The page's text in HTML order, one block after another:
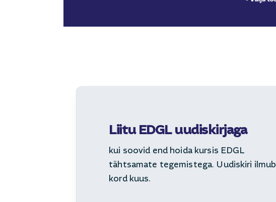
Liitu EDGL uudiskirjaga
kui soovid end hoida kursis EDGL
tähtsamate tegemistega. Uudiskiri ilmub
kord kuus.